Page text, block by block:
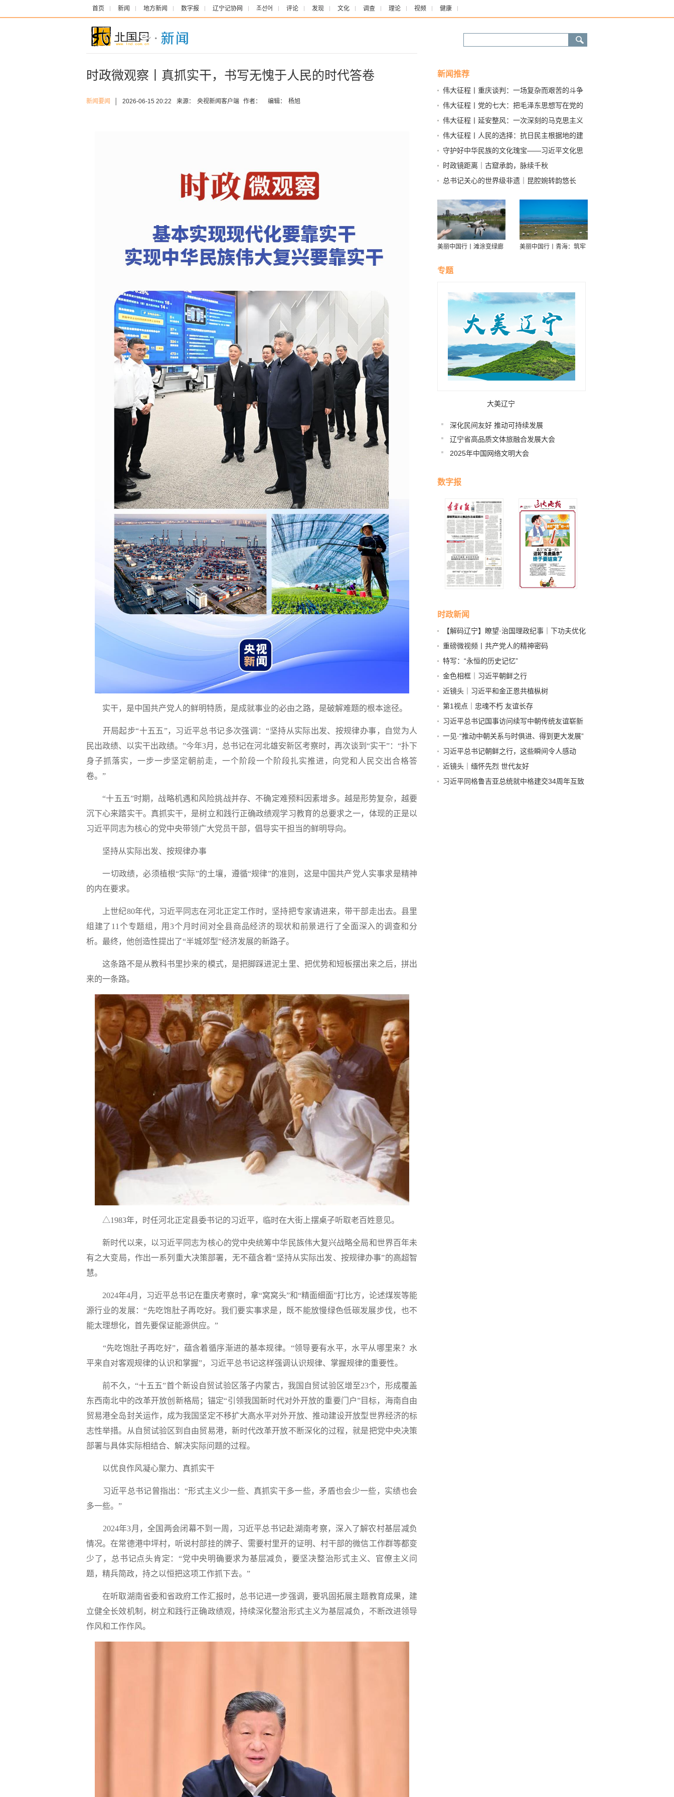
首页 新闻 地方新闻 数字报 辽宁记协网 조선어 评论 发现 文化 调查 理论 视频 健康
时政微观察丨真抓实干，书写无愧于人民的时代答卷
新闻要闻 2026-06-15 20:22 来源： 央视新闻客户端 作者： 编辑： 杨旭
实干，是中国共产党人的鲜明特质，是成就事业的必由之路，是破解难题的根本途径。
开局起步“十五五”，习近平总书记多次强调：“坚持从实际出发、按规律办事，自觉为人
民出政绩、以实干出政绩。”今年3月，总书记在河北雄安新区考察时，再次谈到“实干”：“扑下
身子抓落实，一步一步坚定朝前走，一个阶段一个阶段扎实推进，向党和人民交出合格答
卷。”
“十五五”时期，战略机遇和风险挑战并存、不确定难预料因素增多。越是形势复杂，越要
沉下心来踏实干。真抓实干，是树立和践行正确政绩观学习教育的总要求之一，体现的正是以
习近平同志为核心的党中央带领广大党员干部，倡导实干担当的鲜明导向。
坚持从实际出发、按规律办事
一切政绩，必须植根“实际”的土壤，遵循“规律”的准则，这是中国共产党人实事求是精神
的内在要求。
上世纪80年代，习近平同志在河北正定工作时，坚持把专家请进来，带干部走出去。县里
组建了11个专题组，用3个月时间对全县商品经济的现状和前景进行了全面深入的调查和分
析。最终，他创造性提出了“半城郊型”经济发展的新路子。
这条路不是从教科书里抄来的模式，是把脚踩进泥土里、把优势和短板摆出来之后，拼出
来的一条路。
△1983年，时任河北正定县委书记的习近平，临时在大街上摆桌子听取老百姓意见。
新时代以来，以习近平同志为核心的党中央统筹中华民族伟大复兴战略全局和世界百年未
有之大变局，作出一系列重大决策部署，无不蕴含着“坚持从实际出发、按规律办事”的高超智
慧。
2024年4月，习近平总书记在重庆考察时，拿“窝窝头”和“精面细面”打比方，论述煤炭等能
源行业的发展：“先吃饱肚子再吃好。我们要实事求是，既不能放慢绿色低碳发展步伐，也不
能太理想化，首先要保证能源供应。”
“先吃饱肚子再吃好”，蕴含着循序渐进的基本规律。“领导要有水平，水平从哪里来？水
平来自对客观规律的认识和掌握”，习近平总书记这样强调认识规律、掌握规律的重要性。
前不久，“十五五”首个新设自贸试验区落子内蒙古，我国自贸试验区增至23个，形成覆盖
东西南北中的改革开放创新格局；锚定“引领我国新时代对外开放的重要门户”目标，海南自由
贸易港全岛封关运作，成为我国坚定不移扩大高水平对外开放、推动建设开放型世界经济的标
志性举措。从自贸试验区到自由贸易港，新时代改革开放不断深化的过程，就是把党中央决策
部署与具体实际相结合、解决实际问题的过程。
以优良作风凝心聚力、真抓实干
习近平总书记曾指出：“形式主义少一些、真抓实干多一些，矛盾也会少一些，实绩也会
多一些。”
2024年3月，全国两会闭幕不到一周，习近平总书记赴湖南考察，深入了解农村基层减负
情况。在常德港中坪村，听说村部挂的牌子、需要村里开的证明、村干部的微信工作群等都变
少了，总书记点头肯定：“党中央明确要求为基层减负，要坚决整治形式主义、官僚主义问
题，精兵简政，持之以恒把这项工作抓下去。”
在听取湖南省委和省政府工作汇报时，总书记进一步强调，要巩固拓展主题教育成果，建
立健全长效机制，树立和践行正确政绩观，持续深化整治形式主义为基层减负，不断改进领导
作风和工作作风。
新闻推荐
伟大征程丨重庆谈判：一场复杂而艰苦的斗争
伟大征程丨党的七大：把毛泽东思想写在党的
旗帜上
伟大征程丨延安整风：一次深刻的马克思主义
思想教育运动
伟大征程丨人民的选择：抗日民主根据地的建
设之路
守护好中华民族的文化瑰宝——习近平文化思
想指引我国文化遗产保护传承工作高质量发展
时政镜距离｜古窟承韵，脉续千秋
总书记关心的世界级非遗｜昆腔婉转韵悠长
美丽中国行丨滩涂变绿廊
生态走廊
美丽中国行丨青海：筑牢
专题
大美辽宁
深化民间友好 推动可持续发展
辽宁省高品质文体旅融合发展大会
2025年中国网络文明大会
数字报
时政新闻
【解码辽宁】瞭望·治国理政纪事｜下功夫优化
营商环境
重磅微视频丨共产党人的精神密码
特写：“永恒的历史记忆”
金色相框｜习近平朝鲜之行
近镜头｜习近平和金正恩共植枞树
第1视点｜忠魂不朽 友谊长存
习近平总书记国事访问续写中朝传统友谊崭新
篇章
一见·“推动中朝关系与时俱进、得到更大发展”
习近平总书记朝鲜之行，这些瞬间令人感动
近镜头｜缅怀先烈 世代友好
习近平同格鲁吉亚总统就中格建交34周年互致